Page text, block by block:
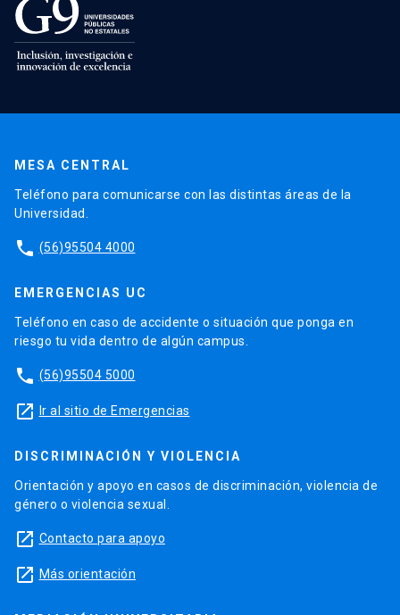
MESA CENTRAL
Teléfono para comunicarse con las distintas áreas de la
Universidad.
phone (56)95504 4000
EMERGENCIAS UC
Teléfono en caso de accidente o situación que ponga en
riesgo tu vida dentro de algún campus.
phone (56)95504 5000
launch Ir al sitio de Emergencias
DISCRIMINACIÓN Y VIOLENCIA
Orientación y apoyo en casos de discriminación, violencia de
género o violencia sexual.
launch Contacto para apoyo
launch Más orientación